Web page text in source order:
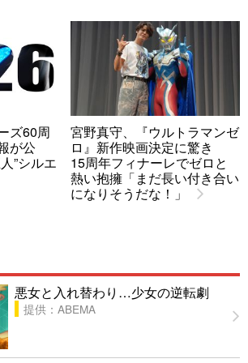
ズ60周
が公
”シルエ
宮野真守、『ウルトラマンゼ
ロ』新作映画決定に驚き
15周年フィナーレでゼロと
熱い抱擁「まだ長い付き合い
になりそうだな！」
悪女と入れ替わり…少女の逆転劇
提供：ABEMA